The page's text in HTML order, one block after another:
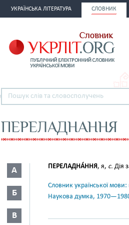
УКРАЇНСЬКА ЛІТЕРАТУРА СЛОВНИК
ПЕРЕЛАДНАННЯ
А
Б
В
ПЕРЕЛАДНА́ННЯ, я, с. Дія
Словник української
Наукова думка,